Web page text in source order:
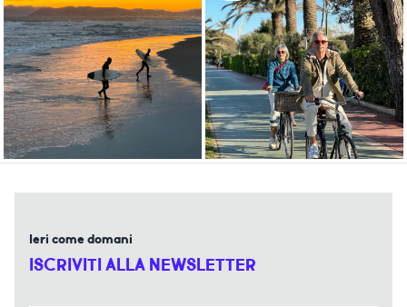
Ieri come domani
ISCRIVITI ALLA NEWSLETTER